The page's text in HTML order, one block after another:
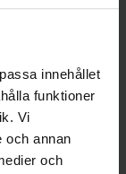
innehållet
funktioner
Vi
och annan
och